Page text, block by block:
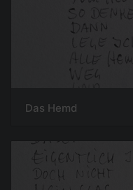
Das Hemd